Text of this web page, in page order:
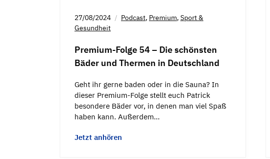
27/08/2024 Podcast, Premium, Sport &
Gesundheit
Premium-Folge 54 – Die schönsten
Bäder und Thermen in Deutschland
Geht ihr gerne baden oder in die Sauna? In
dieser Premium-Folge stellt euch Patrick
besondere Bäder vor, in denen man viel Spaß
haben kann. Außerdem…
Jetzt anhören